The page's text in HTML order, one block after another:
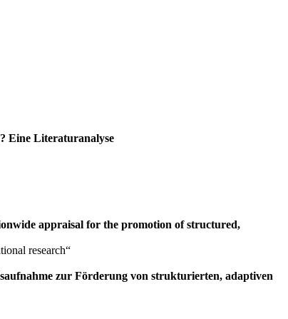
Eine Literaturanalyse
appraisal for the promotion of structured,
research“
zur Förderung von strukturierten, adaptiven